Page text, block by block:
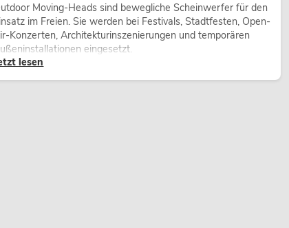
Moving-Heads sind bewegliche Scheinwerfer für den
im Freien. Sie werden bei Festivals, Stadtfesten, Open-
Konzerten, Architekturinszenierungen und temporären
eingesetzt.
lesen